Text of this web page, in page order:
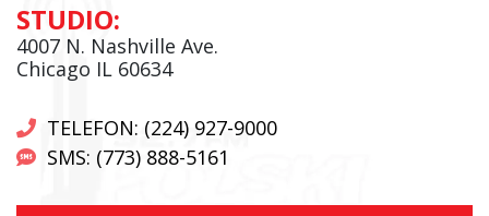
STUDIO:
4007 N. Nashville Ave.
Chicago IL 60634
TELEFON: (224) 927-9000
SMS: (773) 888-5161